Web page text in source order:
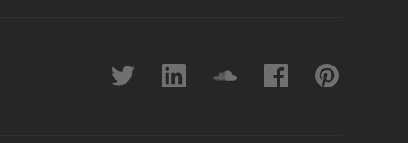
Twitter linkedin soundcloudFacebookpinterest